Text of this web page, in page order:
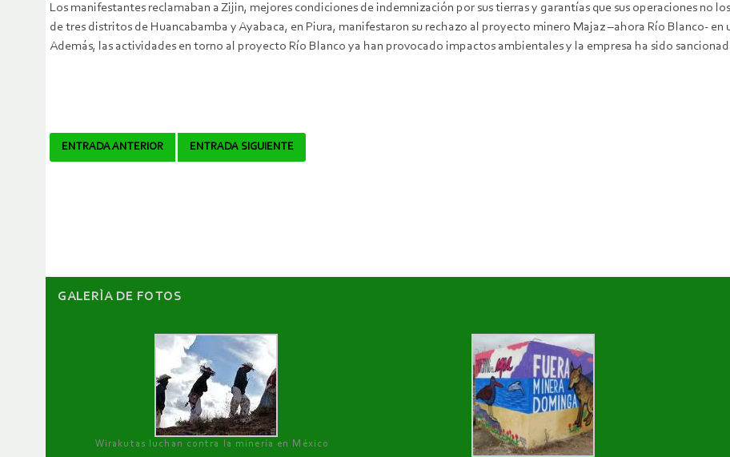
Los manifestantes reclamaban a Zijin, mejores condiciones de indemnización por sus tierras y garantías que sus operaciones no
de tres distritos de Huancabamba y Ayabaca, en Piura, manifestaron su rechazo al proyecto minero Majaz –ahora Río Blanco-
Además, las actividades en torno al proyecto Río Blanco ya han provocado impactos ambientales y la empresa ha sido
Navegador
ENTRADA ANTERIOR ENTRADA SIGUIENTE
GALERÌA DE FOTOS
Wirakutas luchan contra la minería en México